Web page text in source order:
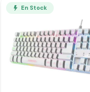
En Stock